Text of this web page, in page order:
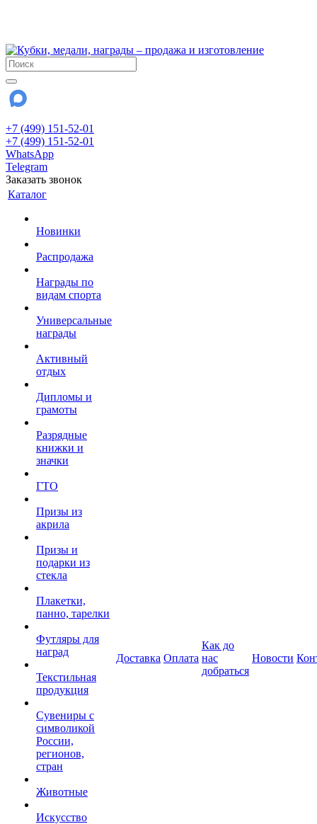
+7 (499) 151-52-01
+7 (499) 151-52-01
WhatsApp
Telegram
Заказать звонок
Каталог
Новинки
Распродажа
Награды по
видам спорта
Универсальные
награды
Активный
отдых
Дипломы и
грамоты
Разрядные
книжки и
значки
ГТО
Призы из
акрила
Призы и
подарки из
стекла
Плакетки,
панно, тарелки
Футляры для
наград
Текстильная
продукция
Сувениры с
символикой
России,
регионов,
стран
Животные
Искусство
Доставка Оплата
Как до
нас
добраться
Новости